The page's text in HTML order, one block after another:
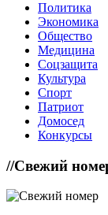
Политика
Экономика
Общество
Медицина
Соцзащита
Культура
Спорт
Патриот
Домосед
Конкурсы
//Свежий